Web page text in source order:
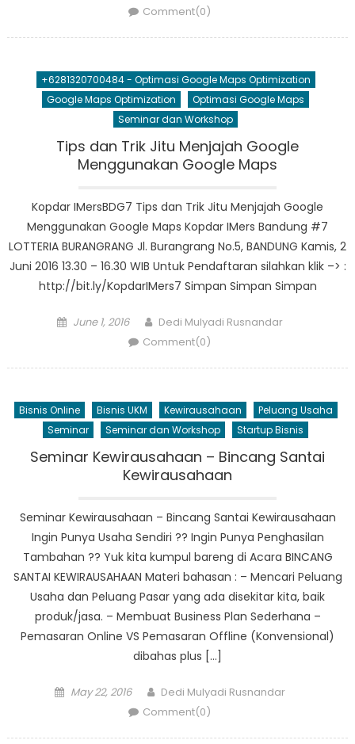
Comment(0)
+6281320700484 - Optimasi Google Maps Optimization
Google Maps Optimization
Optimasi Google Maps
Seminar dan Workshop
Tips dan Trik Jitu Menjajah Google
Menggunakan Google Maps
Kopdar IMersBDG7 Tips dan Trik Jitu Menjajah Google
Menggunakan Google Maps Kopdar IMers Bandung #7
LOTTERIA BURANGRANG Jl. Burangrang No.5, BANDUNG Kamis, 2
Juni 2016 13.30 – 16.30 WIB Untuk Pendaftaran silahkan klik –> :
http://bit.ly/KopdarIMers7 Simpan Simpan Simpan
Posted
June 1, 2016 Author
Dedi Mulyadi Rusnandar
Comment(0)
Bisnis Online Bisnis UKM Kewirausahaan
Peluang Usaha
Seminar
Seminar dan Workshop Startup Bisnis
Seminar Kewirausahaan – Bincang Santai
Kewirausahaan
Seminar Kewirausahaan – Bincang Santai Kewirausahaan
Ingin Punya Usaha Sendiri ?? Ingin Punya Penghasilan
Tambahan ?? Yuk kita kumpul bareng di Acara BINCANG
SANTAI KEWIRAUSAHAAN Materi bahasan : – Mencari Peluang
Usaha dan Peluang Pasar yang ada disekitar kita, baik
produk/jasa. – Membuat Business Plan Sederhana –
Pemasaran Online VS Pemasaran Offline (Konvensional)
dibahas plus […]
Posted
May 22, 2016 Author
Dedi Mulyadi Rusnandar
Comment(0)